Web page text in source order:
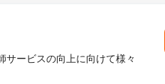
サービスの向上に向けて様々